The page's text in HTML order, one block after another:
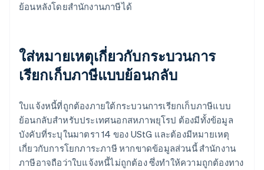
ย้อนหลังโดยสำนักงานภาษีได้
ใส่หมายเหตุเกี่ยวกับกระบวนการ
เรียกเก็บภาษีแบบย้อนกลับ
ใบแจ้งหนี้ที่ถูกต้องภายใต้กระบวนการเรียกเก็บภาษีแบบ
ย้อนกลับสำหรับประเทศนอกสหภาพยุโรป ต้องมีทั้งข้อมูล
บังคับที่ระบุในมาตรา 14 ของ UStG และต้องมีหมายเหตุ
เกี่ยวกับการโยกภาระภาษี หากขาดข้อมูลส่วนนี้ สำนักงาน
ภาษีอาจถือว่าใบแจ้งหนี้ไม่ถูกต้อง ซึ่งทำให้ความถูกต้องทาง